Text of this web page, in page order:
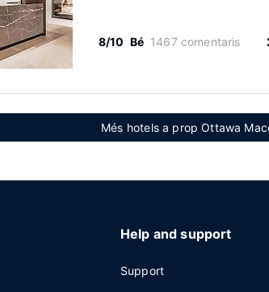
8/10 Bé 1467 comentaris
Més hotels a prop Ottawa
Help and support
Support